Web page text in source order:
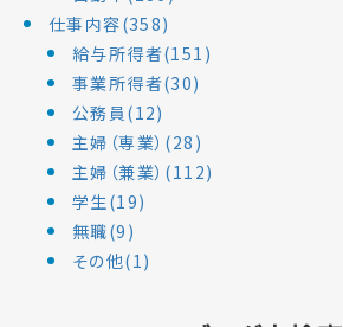
仕事内容(358)
給与所得者(151)
事業所得者(30)
公務員(12)
主婦（専業）(28)
主婦（兼業）(112)
学生(19)
無職(9)
その他(1)